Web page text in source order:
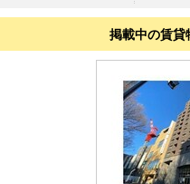
掲載中の賃貸